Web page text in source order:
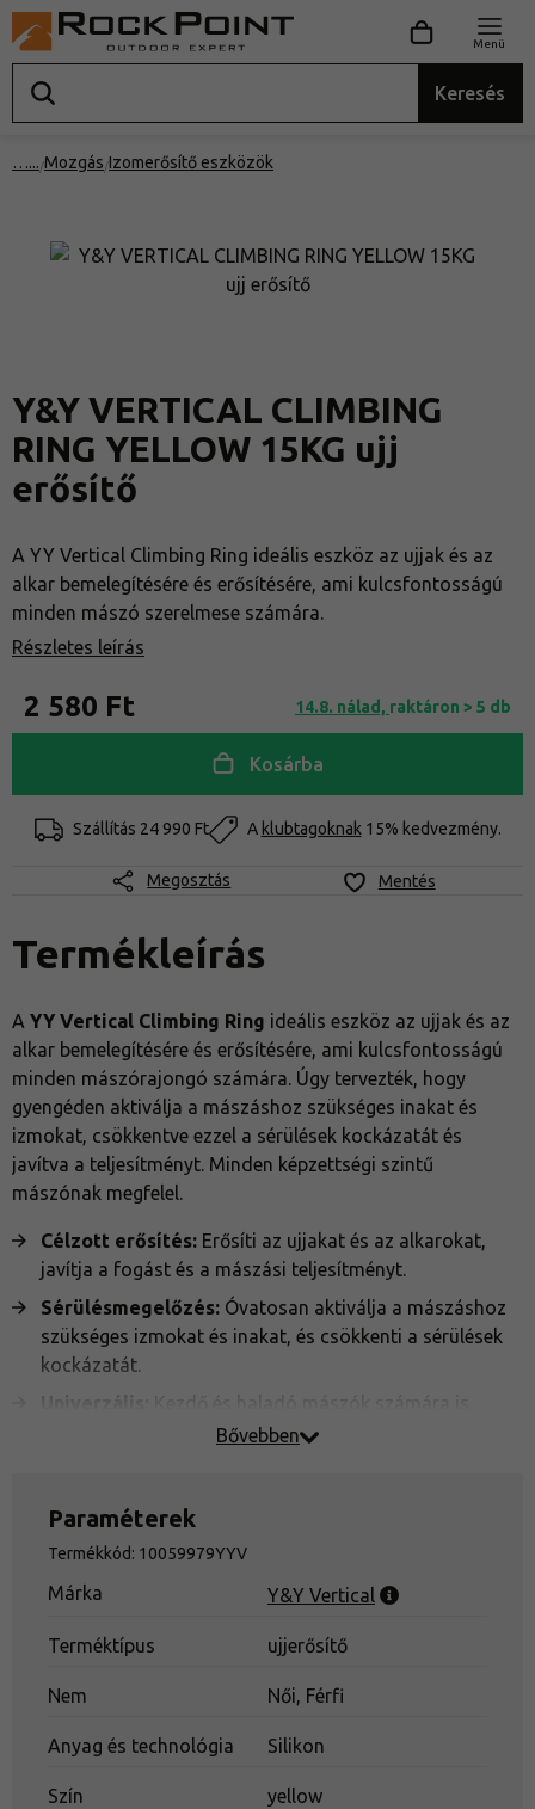
Keresés
Menü
… Mozgás Izomerősítő eszközök
Y&Y VERTICAL CLIMBING
RING YELLOW 15KG ujj
erősítő
A YY Vertical Climbing Ring ideális eszköz az ujjak és az
alkar bemelegítésére és erősítésére, ami kulcsfontosságú
minden mászó szerelmese számára.
Részletes leírás
2 580 Ft 14.8. nálad, raktáron > 5 db
Kosárba
Szállítás 24 990 Ft A klubtagoknak15% kedvezmény.
Megosztás Mentés
Termékleírás
A YY Vertical Climbing Ring ideális eszköz az ujjak és az
alkar bemelegítésére és erősítésére, ami kulcsfontosságú
minden mászórajongó számára. Úgy tervezték, hogy
gyengéden aktiválja a mászáshoz szükséges inakat és
izmokat, csökkentve ezzel a sérülések kockázatát és
javítva a teljesítményt. Minden képzettségi szintű
mászónak megfelel.
Célzott erősítés: Erősíti az ujjakat és az alkarokat,
javítja a fogást és a mászási teljesítményt.
Sérülésmegelőzés: Óvatosan aktiválja a mászáshoz
szükséges izmokat és inakat, és csökkenti a sérülések
kockázatát.
tartósság érdekében.
Használat:
Alkalmas bemelegítésre, rehabilitációra és
erősítésre.
Ellenállás: 15 kg
Bővebben
Paraméterek
Termékkód: 10059979YYV
Márka Y&Y Vertical
Terméktípus ujjerősítő
Nem Női, Férfi
Anyag és technológia Silikon
Szín yellow